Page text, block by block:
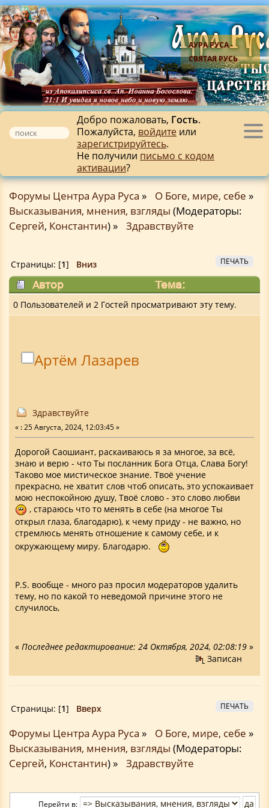
АУРА РУСА -
СВЯТАЯ РУСЬ
Добро пожаловать, Гость.
Пожалуйста, войдите или
зарегистрируйтесь.
Не получили письмо с кодом
активации?
Форумы Центра Аура Руса » О Боге, мире, себе »
Высказывания, мнения, взгляды (Модераторы:
Сергей, Константин) » Здравствуйте
ПЕЧАТЬ
Страницы: [1] Вниз
Автор
Тема:
Здравствуйте (Прочитано 15549 раз)
0 Пользователей и 2 Гостей просматривают эту тему.
Артём Лазарев
Здравствуйте
«: 25 Августа, 2024, 12:03:45 »
Дорогой Саошиант, раскаиваюсь я за многое, за всё,
знаю и верю - что Ты посланник Бога Отца, Слава Богу!
Таково мое мистическое знание. Твоё учение
прекрасно, не хватит слов чтоб описать, это успокаивает
мою неспокойною душу, Твоё слово - это слово любви
, стараюсь что то менять в себе (на многое Ты
открыл глаза, благодарю), к чему приду - не важно, но
стремлюсь менять отношение к самому себе, и к
окружающему миру. Благодарю.
P.S. вообще - много раз просил модераторов удалить
тему, но по какой то неведомой причине этого не
случилось,
« Последнее редактирование: 24 Октября, 2024, 02:08:19 »
Записан
ПЕЧАТЬ
Страницы: [1] Вверх
Форумы Центра Аура Руса » О Боге, мире, себе »
Высказывания, мнения, взгляды (Модераторы:
Сергей, Константин) » Здравствуйте
Перейти в: